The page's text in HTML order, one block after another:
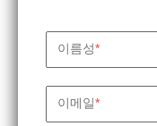
이름성*
이메일*